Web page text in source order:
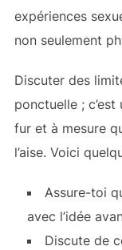
expériences
non seulement
Discuter des
ponctuelle ;
fur et à mesure
l’aise. Voici
Assure-toi
avec l’idée
Discute de